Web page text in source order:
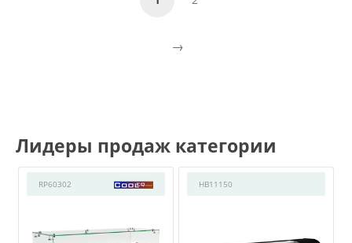
Лидеры продаж категории
RP60302 HB11150